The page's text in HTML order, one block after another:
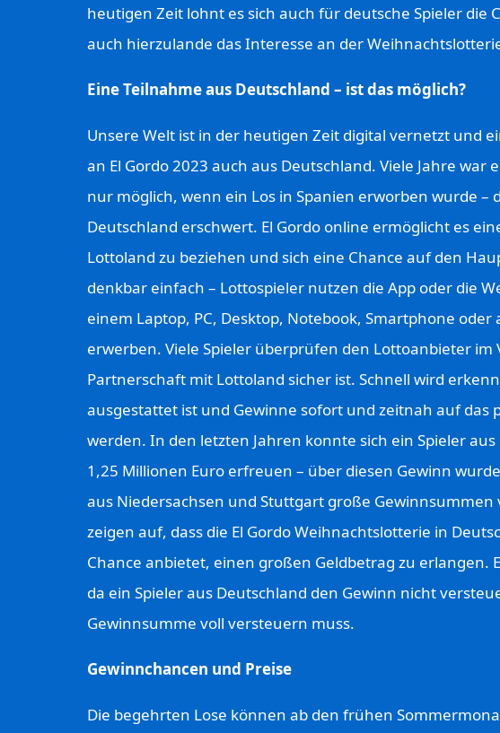
heutigen Zeit lohnt es sich auch für deutsche Spieler die
auch hierzulande das Interesse an der
Eine Teilnahme aus Deutschland – ist das möglich?
Unsere Welt ist in der heutigen Zeit digital vernetzt und
an El Gordo 2023 auch aus Deutschland. Viele Jahre
nur möglich, wenn ein Los in Spanien erworben wurde –
Deutschland erschwert. El Gordo online ermöglicht es
Lottoland zu beziehen und sich eine Chance auf den
denkbar einfach – Lottospieler nutzen die App oder die
einem Laptop, PC, Desktop, Notebook, Smartphone
erwerben. Viele Spieler überprüfen den Lottoanbieter
Partnerschaft mit Lottoland sicher ist. Schnell wird
ausgestattet ist und Gewinne sofort und zeitnah auf das
werden. In den letzten Jahren konnte sich ein Spieler
1,25 Millionen Euro erfreuen – über diesen Gewinn
aus Niedersachsen und Stuttgart große
zeigen auf, dass die El Gordo Weihnachtslotterie in
Chance anbietet, einen großen Geldbetrag zu erlangen.
da ein Spieler aus Deutschland den Gewinn nicht
Gewinnsumme voll versteuern muss.
Gewinnchancen und Preise
Die begehrten Lose können ab den frühen